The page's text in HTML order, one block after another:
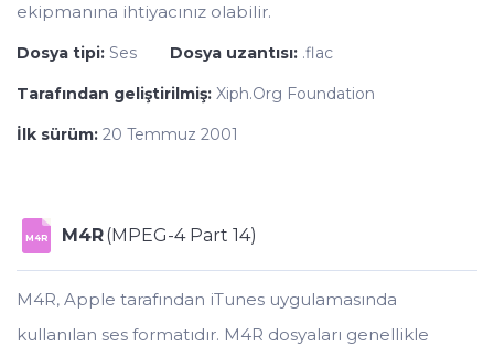
ekipmanına ihtiyacınız olabilir.
Dosya tipi: Ses Dosya uzantısı: .flac
Tarafından geliştirilmiş: Xiph.Org Foundation
İlk sürüm: 20 Temmuz 2001
M4R M4R(MPEG-4 Part 14)
M4R, Apple tarafından iTunes uygulamasında
kullanılan ses formatıdır. M4R dosyaları genellikle